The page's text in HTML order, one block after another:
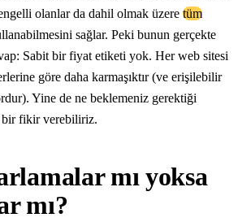
olanlar da dahil olmak üzere tüm
sağlar. Peki bunun gerçekte
Sabit bir fiyat etiketi yok. Her web sitesi
göre daha karmaşıktır (ve erişilebilir
Yine de ne beklemeniz gerektiği
bir fikir verebiliriz.
mı yoksa
mı?